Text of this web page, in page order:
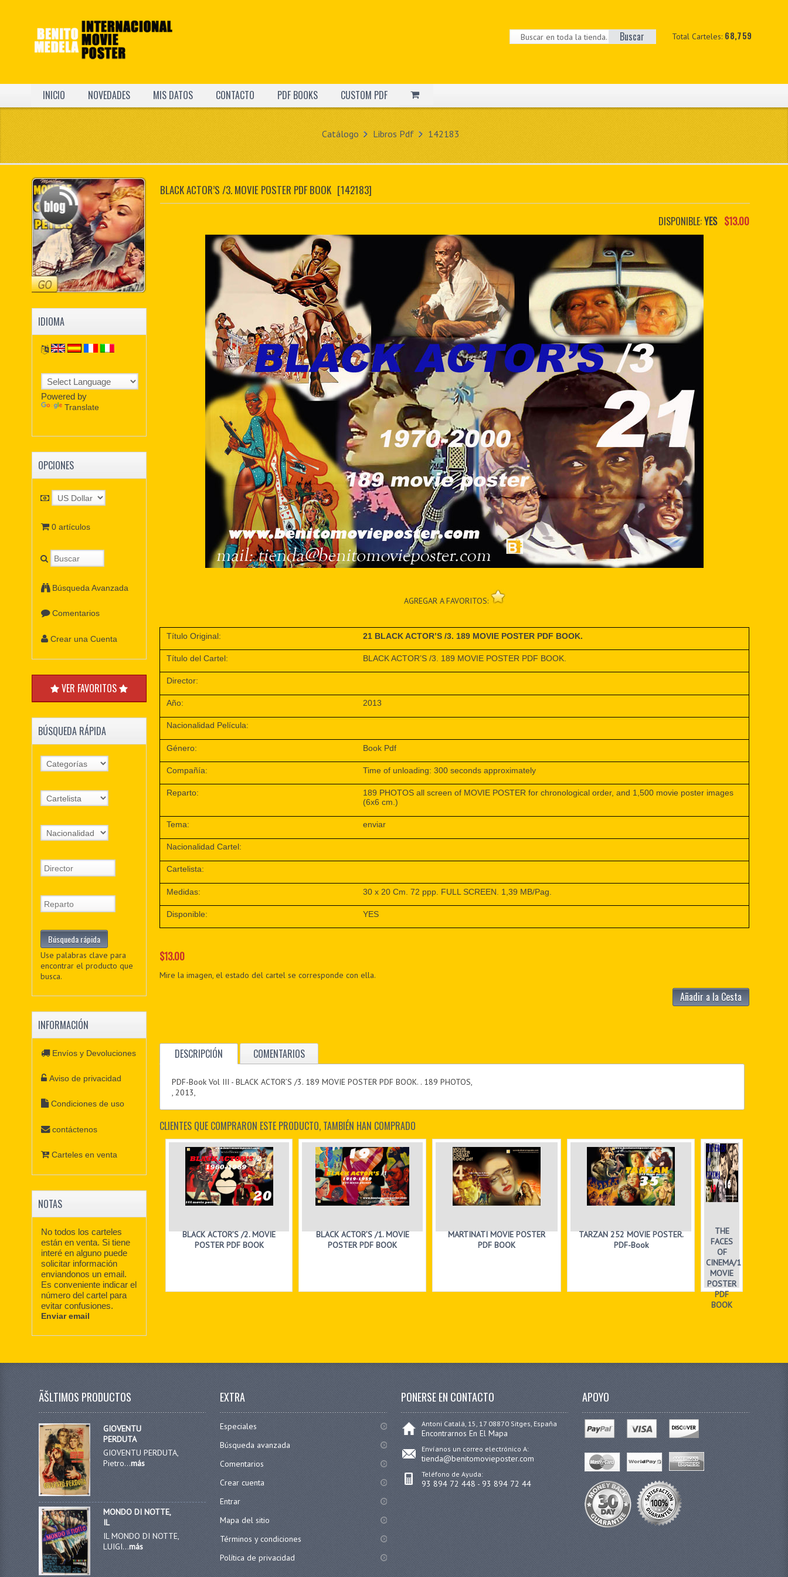
Total Carteles: 68,759
Buscar
INICIO NOVEDADES MIS DATOS CONTACTO PDF BOOKS CUSTOM PDF
Catálogo Libros Pdf 142183
BLACK ACTOR’S /3. MOVIE POSTER PDF BOOK [142183]
DISPONIBLE:YES $13.00
AGREGAR A FAVORITOS:
Título Original: 21 BLACK ACTOR’S /3. 189 MOVIE POSTER PDF BOOK.
Título del Cartel: BLACK ACTOR’S /3. 189 MOVIE POSTER PDF BOOK.
Director:
Año: 2013
Nacionalidad Película:
Género: Book Pdf
Compañía: Time of unloading: 300 seconds approximately
Reparto:
189 PHOTOS all screen of MOVIE POSTER for chronological order, and 1,500 movie poster images
(6x6 cm.)
Tema: enviar
Nacionalidad Cartel:
Cartelista:
Medidas: 30 x 20 Cm. 72 ppp. FULL SCREEN. 1,39 MB/Pag.
Disponible: YES
$13.00
Mire la imagen, el estado del cartel se corresponde con ella.
Añadir a la Cesta
DESCRIPCIÓN COMENTARIOS
PDF-Book Vol III - BLACK ACTOR’S /3. 189 MOVIE POSTER PDF BOOK. . 189 PHOTOS,
, 2013,
CLIENTES QUE COMPRARON ESTE PRODUCTO, TAMBIÉN HAN COMPRADO
BLACK ACTOR’S /2. MOVIE
POSTER PDF BOOK
BLACK ACTOR’S /1. MOVIE
POSTER PDF BOOK
MARTINATI MOVIE POSTER
PDF BOOK
TARZAN 252 MOVIE POSTER.
PDF-Book
THE
FACES
OF
CINEMA/1
MOVIE
POSTER
PDF
BOOK
IDIOMA
Powered by
Translate
OPCIONES
0 artículos
Búsqueda Avanzada
Comentarios
Crear una Cuenta
VER FAVORITOS
BÚSQUEDA RÁPIDA
Use palabras clave para
encontrar el producto que
busca.
INFORMACIÓN
Envíos y Devoluciones
Aviso de privacidad
Condiciones de uso
contáctenos
Carteles en venta
NOTAS
No todos los carteles
están en venta. Si tiene
interé en alguno puede
solicitar información
enviandonos un email.
Es conveniente indicar el
número del cartel para
evitar confusiones.
Enviar email
ÃŠLTIMOS PRODUCTOS
GIOVENTU
PERDUTA
GIOVENTU PERDUTA,
Pietro...más
MONDO DI NOTTE,
IL
IL MONDO DI NOTTE,
LUIGI...más
EXTRA
Especiales
Búsqueda avanzada
Comentarios
Crear cuenta
Entrar
Mapa del sitio
Términos y condiciones
Política de privacidad
PONERSE EN CONTACTO
Antoni Catalá, 15, 17 08870 Sitges, España
Encontrarnos En El Mapa
Envíanos un correo electrónico A:
tienda@benitomovieposter.com
Teléfono de Ayuda:
93 894 72 448 - 93 894 72 44
APOYO